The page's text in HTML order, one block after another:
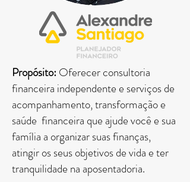
Propósito: Oferecer consultoria
financeira independente e serviços de
acompanhamento, transformação e
saúde financeira que ajude você e sua
família a organizar suas finanças,
atingir os seus objetivos de vida e ter
tranquilidade na aposentadoria.